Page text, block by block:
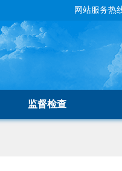
网站服务热
监督检查